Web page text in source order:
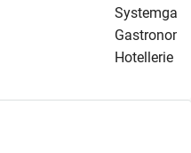
Hotellerie